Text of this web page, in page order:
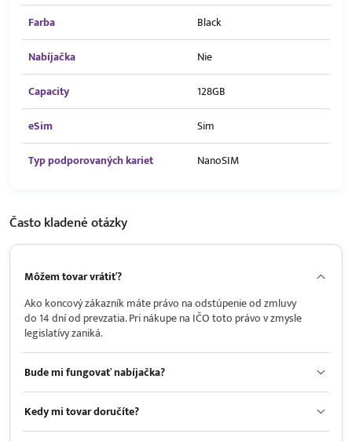
Farba
Black
Nabíjačka
Nie
Capacity
128GB
eSim
Sim
Typ podporovaných kariet
NanoSIM
Často kladenéotázky
Môžem tovar vrátiť?
Ako koncový zákazník máte právo na odstúpenie od zmluvy
do 14 dní od prevzatia. Pri nákupe na IČO toto právo v zmysle
legislatívy zaniká.
Bude mi fungovať nabíjačka?
Kedy mi tovar doručíte?